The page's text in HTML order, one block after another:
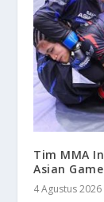
Tim MMA
Asian
4 Agustus 2026